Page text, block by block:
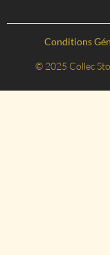
Conditions
© 2025 Collec